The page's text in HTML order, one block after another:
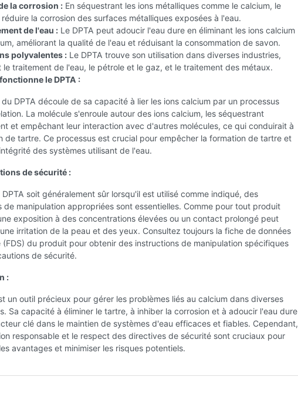
la corrosion : En séquestrant les ions métalliques comme le calcium, le
la corrosion des surfaces métalliques exposées à l'eau.
de l'eau : Le DPTA peut adoucir l'eau dure en éliminant les ions calcium
améliorant la qualité de l'eau et réduisant la consommation de savon.
polyvalentes : Le DPTA trouve son utilisation dans diverses industries,
le traitement de l'eau, le pétrole et le gaz, et le traitement des métaux.
le DPTA :
DPTA découle de sa capacité à lier les ions calcium par un processus
La molécule s'enroule autour des ions calcium, les séquestrant
et empêchant leur interaction avec d'autres molécules, ce qui conduirait à
de tartre. Ce processus est crucial pour empêcher la formation de tartre et
des systèmes utilisant de l'eau.
de sécurité :
DPTA soit généralement sûr lorsqu'il est utilisé comme indiqué, des
de manipulation appropriées sont essentielles. Comme pour tout produit
exposition à des concentrations élevées ou un contact prolongé peut
irritation de la peau et des yeux. Consultez toujours la fiche de données
(FDS) du produit pour obtenir des instructions de manipulation spécifiques
de sécurité.
:
un outil précieux pour gérer les problèmes liés au calcium dans diverses
Sa capacité à éliminer le tartre, à inhiber la corrosion et à adoucir l'eau dure
clé dans le maintien de systèmes d'eau efficaces et fiables. Cependant,
responsable et le respect des directives de sécurité sont cruciaux pour
avantages et minimiser les risques potentiels.